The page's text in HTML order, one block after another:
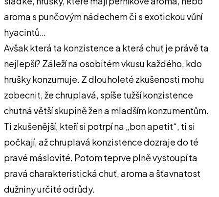
aroma s punčovým nádechem či s exotickou vůní
hyacintů…
Avšak která ta konzistence a která chuť je právě ta
nejlepší? Záleží na osobitém vkusu každého, kdo
hrušky konzumuje. Z dlouholeté zkušenosti mohu
zobecnit, že chruplavá, spíše tužší konzistence
chutná větší skupině žen a mladším konzumentům.
Ti zkušenější, kteří si potrpí na „bon apetit“, ti si
počkají, až chruplavá konzistence dozraje do té
pravé máslovité. Potom teprve plně vystoupí ta
pravá charakteristická chuť, aroma a šťavnatost
dužniny určité odrůdy.